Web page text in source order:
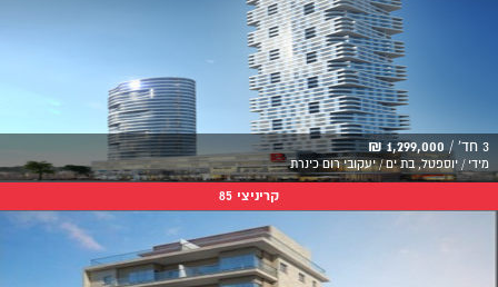
3 חד' / 1,299,000 ₪
מידי / יוספטל, בת ים / יעקובי רום כינרת
קריניצי 85